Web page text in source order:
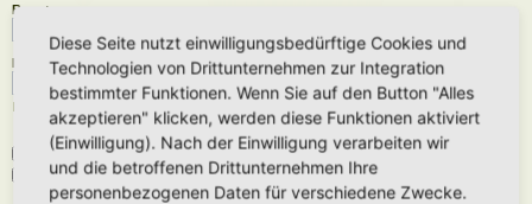
Benutzername:
Passwort:
Ich habe mein Passwort vergessen
Angemeldet bleiben
Meinen Online-Status während dieser Sitzung verbergen
Diese Seite nutzt einwilligungsbedürftige Cookies und
Technologien von Drittunternehmen zur Integration
bestimmter Funktionen. Wenn Sie auf den Button "Alles
akzeptieren" klicken, werden diese Funktionen aktiviert
(Einwilligung). Nach der Einwilligung verarbeiten wir
und die betroffenen Drittunternehmen Ihre
personenbezogenen Daten für verschiedene Zwecke.